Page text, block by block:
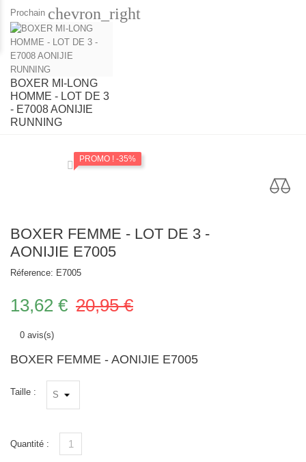
Prochain chevron_right
BOXER MI-LONG
HOMME - LOT DE 3
- E7008 AONIJIE
RUNNING
PROMO !-35%
BOXER FEMME - LOT DE 3 -
AONIJIE E7005
Réference: E7005
13,62 € 20,95 €
0 avis(s)
BOXER FEMME - AONIJIE E7005
Taille :
Quantité :